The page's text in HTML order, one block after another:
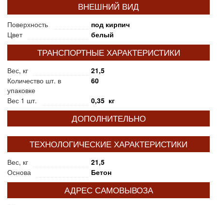
ВНЕШНИЙ ВИД
Поверхность
под кирпич
Цвет
белый
ТРАНСПОРТНЫЕ ХАРАКТЕРИСТИКИ
Вес, кг
21,5
Количество шт. в
упаковке
60
Вес 1 шт. 0,35 кг
ДОПОЛНИТЕЛЬНО
ТЕХНОЛОГИЧЕСКИЕ ХАРАКТЕРИСТИКИ
Вес, кг
21,5
Основа
Бетон
АДРЕС САМОВЫВОЗА